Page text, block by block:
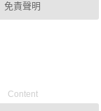
免責聲明
Content